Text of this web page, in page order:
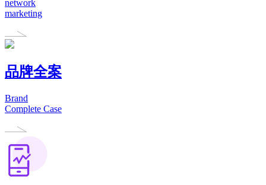
network
marketing
品牌全案
Brand
Complete Case